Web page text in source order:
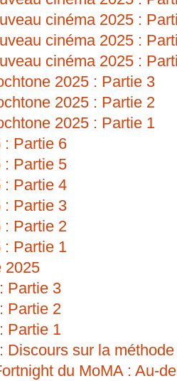
cinéma 2025 :
cinéma 2025 :
cinéma 2025 :
2025 : Partie 3
2025 : Partie 2
2025 : Partie 1
: Partie 6
: Partie 5
: Partie 4
: Partie 3
: Partie 2
: Partie 1
2025
Partie 3
Partie 2
Partie 1
Discours sur la méthode
du MoMA : Au-